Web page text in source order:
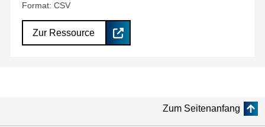
Format: CSV
Zur Ressource
Zum Seitenanfang